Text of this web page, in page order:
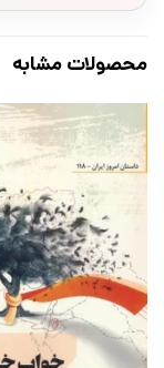
محصولات مشابه